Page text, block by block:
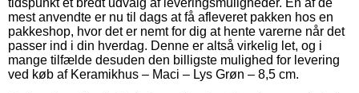
mest anvendte er nu til dags at få afleveret pakken hos en
pakkeshop, hvor det er nemt for dig at hente varerne når det
passer ind i din hverdag. Denne er altså virkelig let, og i
mange tilfælde desuden den billigste mulighed for levering
ved køb af Keramikhus – Maci – Lys Grøn – 8,5 cm.